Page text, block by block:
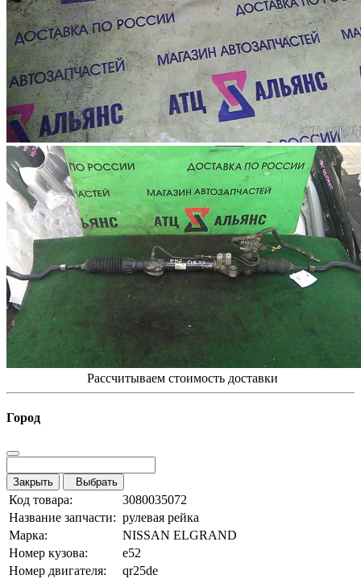
Рассчитываем стоимость доставки
Город
Закрыть Выбрать
Код товара:
3080035072
Название запчасти: рулевая рейка
Марка:
NISSAN ELGRAND
Номер кузова:
e52
Номер двигателя:
qr25de